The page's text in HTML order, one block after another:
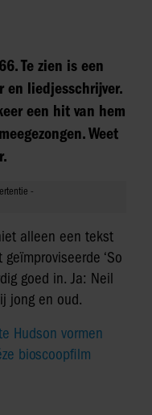
Te zien is een
en liedjesschrijver.
een hit van hem
Weet
alleen een tekst
‘So
goed in. Ja: Neil
jong en oud.
Hudson vormen
bioscoopfilm